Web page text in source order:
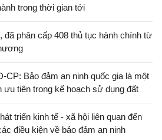
trong thời gian tới
đã phân cấp 408 thủ tục hành chính từ
CP: Bảo đảm an ninh quốc gia là một
ưu tiên trong kế hoạch sử dụng đất
triển kinh tế - xã hội liên quan đến
điều kiện về bảo đảm an ninh